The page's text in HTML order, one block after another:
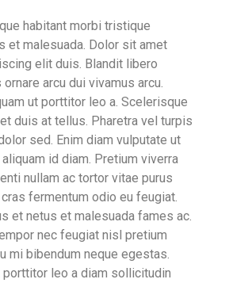
habitant morbi tristique
et malesuada. Dolor sit amet
elit duis. Blandit libero
arcu dui vivamus arcu.
ut porttitor leo a. Scelerisque
duis at tellus. Pharetra vel turpis
sed. Enim diam vulputate ut
id diam. Pretium viverra
nullam ac tortor vitae purus
fermentum odio eu feugiat.
et netus et malesuada fames ac.
nec feugiat nisl pretium
mi bibendum neque egestas.
leo a diam sollicitudin